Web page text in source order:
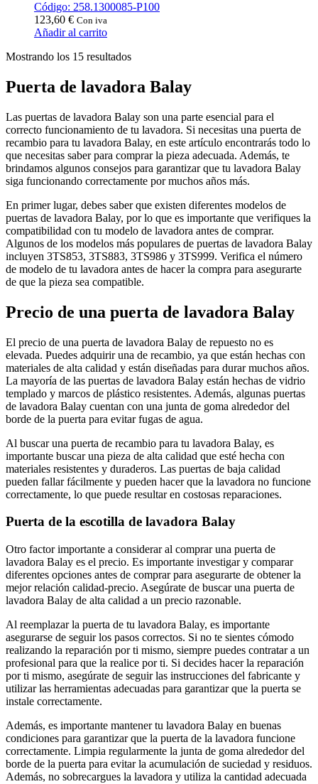
Código: 258.1300085-P100
123,60 € Con iva
Añadir al carrito
Mostrando los 15 resultadosOrdenado
popularidad
Puerta de lavadora Balay
Las puertas de lavadora Balay son una parte esencial para el
correcto funcionamiento de tu lavadora. Si necesitas una puerta de
recambio para tu lavadora Balay, en este artículo encontrarás todo lo
que necesitas saber para comprar la pieza adecuada. Además, te
brindamos algunos consejos para garantizar que tu lavadora Balay
siga funcionando correctamente por muchos años más.
En primer lugar, debes saber que existen diferentes modelos de
puertas de lavadora Balay, por lo que es importante que verifiques la
compatibilidad con tu modelo de lavadora antes de comprar.
Algunos de los modelos más populares de puertas de lavadora Balay
incluyen 3TS853, 3TS883, 3TS986 y 3TS999. Verifica el número
de modelo de tu lavadora antes de hacer la compra para asegurarte
de que la pieza sea compatible.
Precio de una puerta de lavadora Balay
El precio de una puerta de lavadora Balay de repuesto no es
elevada. Puedes adquirir una de recambio, ya que están hechas con
materiales de alta calidad y están diseñadas para durar muchos años.
La mayoría de las puertas de lavadora Balay están hechas de vidrio
templado y marcos de plástico resistentes. Además, algunas puertas
de lavadora Balay cuentan con una junta de goma alrededor del
borde de la puerta para evitar fugas de agua.
Al buscar una puerta de recambio para tu lavadora Balay, es
importante buscar una pieza de alta calidad que esté hecha con
materiales resistentes y duraderos. Las puertas de baja calidad
pueden fallar fácilmente y pueden hacer que la lavadora no funcione
correctamente, lo que puede resultar en costosas reparaciones.
Puerta de la escotilla de lavadora Balay
Otro factor importante a considerar al comprar una puerta de
lavadora Balay es el precio. Es importante investigar y comparar
diferentes opciones antes de comprar para asegurarte de obtener la
mejor relación calidad-precio. Asegúrate de buscar una puerta de
lavadora Balay de alta calidad a un precio razonable.
Al reemplazar la puerta de tu lavadora Balay, es importante
asegurarse de seguir los pasos correctos. Si no te sientes cómodo
realizando la reparación por ti mismo, siempre puedes contratar a un
profesional para que la realice por ti. Si decides hacer la reparación
por ti mismo, asegúrate de seguir las instrucciones del fabricante y
utilizar las herramientas adecuadas para garantizar que la puerta se
instale correctamente.
Además, es importante mantener tu lavadora Balay en buenas
condiciones para garantizar que la puerta de la lavadora funcione
correctamente. Limpia regularmente la junta de goma alrededor del
borde de la puerta para evitar la acumulación de suciedad y residuos.
Además, no sobrecargues la lavadora y utiliza la cantidad adecuada